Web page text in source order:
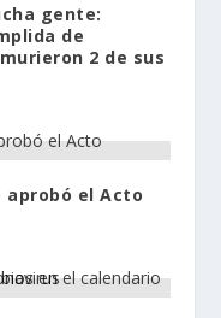
gente:
de
2 de sus
aprobó el Acto